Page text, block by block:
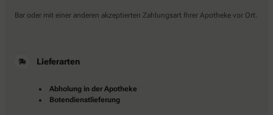
Bar oder mit einer anderen akzeptierten Zahlungsart Ihrer Apotheke vor Ort.
Lieferarten
Abholung in der Apotheke
Botendienstlieferung